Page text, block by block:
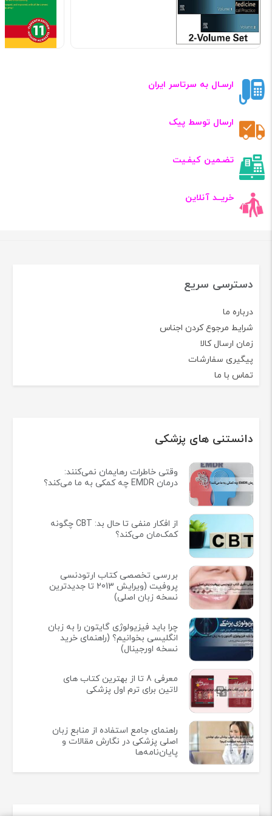
ارسـال به سرتاسر ایران
ارسال توسط پیک
تضـمین کیفـیت
خریــد آنلاین
دسترسی سریع
درباره ما
شرایط مرجوع کردن اجناس
زمان ارسال کالا
پیگیری سفارشات
تماس با ما
دانستنی های پزشکی
وقتی خاطرات رهایمان نمی‌کنند:
درمان EMDR چه کمکی به ما می‌کند؟
از افکار منفی تا حال بد: CBT چگونه
کمک‌مان می‌کند؟
بررسی تخصصی کتاب ارتودنسی
پروفیت (ویرایش 2013 تا جدیدترین
نسخه زبان اصلی)
چرا باید فیزیولوژی گایتون را به زبان
انگلیسی بخوانیم؟ (راهنمای خرید
نسخه اورجینال)
معرفی 8 تا از بهترین کتاب های
لاتین برای ترم اول پزشکی
راهنمای جامع استفاده از منابع زبان
اصلی پزشکی در نگارش مقالات و
پایان‌نامه‌ها